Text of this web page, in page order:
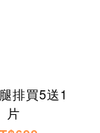
排買5送1
片